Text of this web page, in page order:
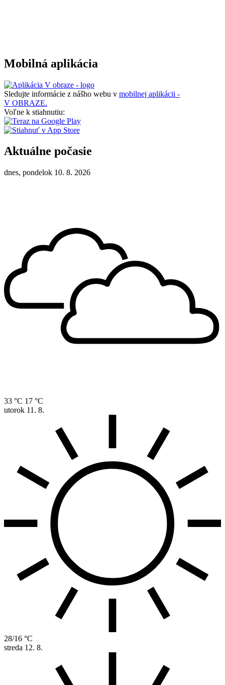
Mobilná aplikácia
Sledujte informácie z nášho webu v mobilnej aplikácii -
V OBRAZE.
Voľne k stiahnutiu:
Aktuálne počasie
dnes, pondelok 10. 8. 2026
33 °C 17 °C
utorok 11. 8.
28/16 °C
streda 12. 8.